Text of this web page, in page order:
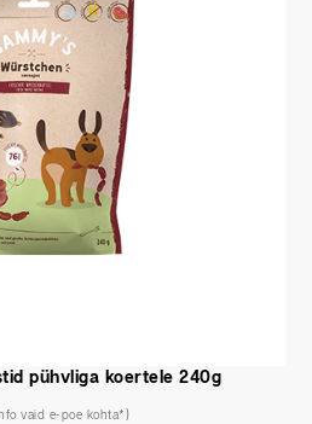
pühvliga koertele 240g